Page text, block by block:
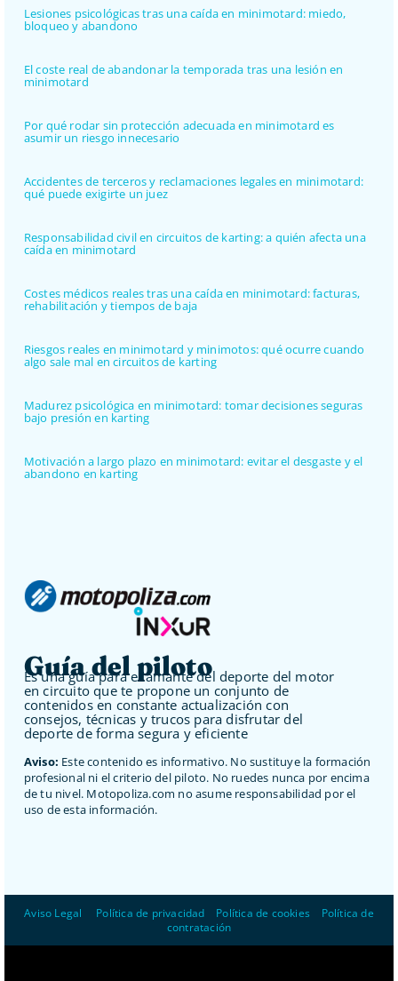
Lesiones psicológicas tras una caída en minimotard: miedo,
bloqueo y abandono
El coste real de abandonar la temporada tras una lesión en
minimotard
Por qué rodar sin protección adecuada en minimotard es
asumir un riesgo innecesario
Accidentes de terceros y reclamaciones legales en minimotard:
qué puede exigirte un juez
Responsabilidad civil en circuitos de karting: a quién afecta una
caída en minimotard
Costes médicos reales tras una caída en minimotard: facturas,
rehabilitación y tiempos de baja
Riesgos reales en minimotard y minimotos: qué ocurre cuando
algo sale mal en circuitos de karting
Madurez psicológica en minimotard: tomar decisiones seguras
bajo presión en karting
Motivación a largo plazo en minimotard: evitar el desgaste y el
abandono en karting
Guía del piloto
Es una guía para el amante del deporte del motor
en circuito que te propone un conjunto de
contenidos en constante actualización con
consejos, técnicas y trucos para disfrutar del
deporte de forma segura y eficiente
Aviso: Este contenido es informativo. No sustituye la formación
profesional ni el criterio del piloto. No ruedes nunca por encima
de tu nivel. Motopoliza.com no asume responsabilidad por el
uso de esta información.
Aviso Legal Política de privacidad Política de cookies
Política de
contratación